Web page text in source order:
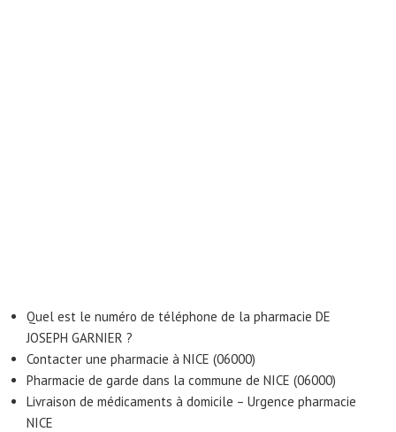
Quel est le numéro de téléphone de la pharmacie DE
JOSEPH GARNIER ?
Contacter une pharmacie à NICE (06000)
Pharmacie de garde dans la commune de NICE (06000)
Livraison de médicaments à domicile – Urgence pharmacie
NICE